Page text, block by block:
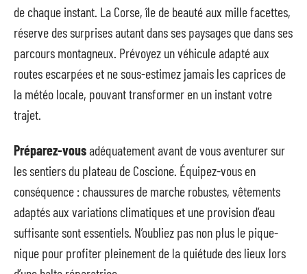
de chaque instant. La Corse, île de beauté aux mille facettes,
réserve des surprises autant dans ses paysages que dans ses
parcours montagneux. Prévoyez un véhicule adapté aux
routes escarpées et ne sous-estimez jamais les caprices de
la météo locale, pouvant transformer en un instant votre
trajet.
Préparez-vousadéquatement avant de vous aventurer sur
les sentiers du plateau de Coscione. Équipez-vous en
conséquence : chaussures de marche robustes, vêtements
adaptés aux variations climatiques et une provision d’eau
suffisante sont essentiels. N’oubliez pas non plus le pique-
nique pour profiter pleinement de la quiétude des lieux lors